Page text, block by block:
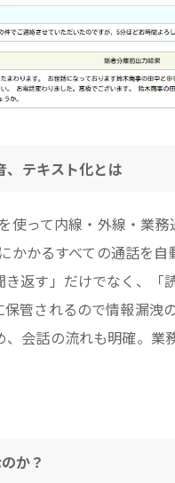
テキスト化とは
って内線・外線・業
かるすべての通話を
返す」だけでなく、
管されるので情報漏洩
会話の流れも明確。
か？